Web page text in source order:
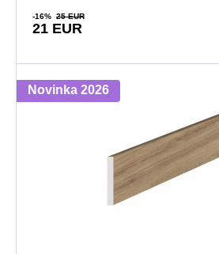
-16% 25 EUR
21 EUR
Novinka 2026